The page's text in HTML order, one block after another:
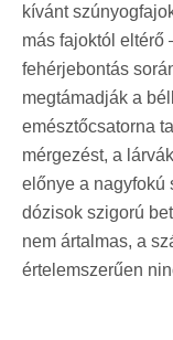
kívánt
más fajoktól eltérő
fehérjebontás
megtámadják a
emésztőcsatorna
mérgezést, a
előnye a nagyfokú
dózisok szigorú
nem ártalmas, a
értelemszerűen